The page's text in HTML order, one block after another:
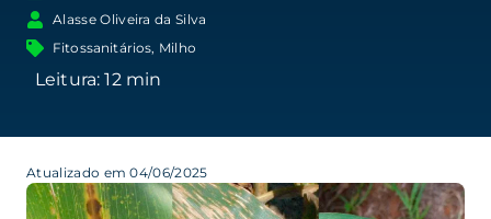
Alasse Oliveira da Silva
Fitossanitários, Milho
Atualizado em 04/06/2025